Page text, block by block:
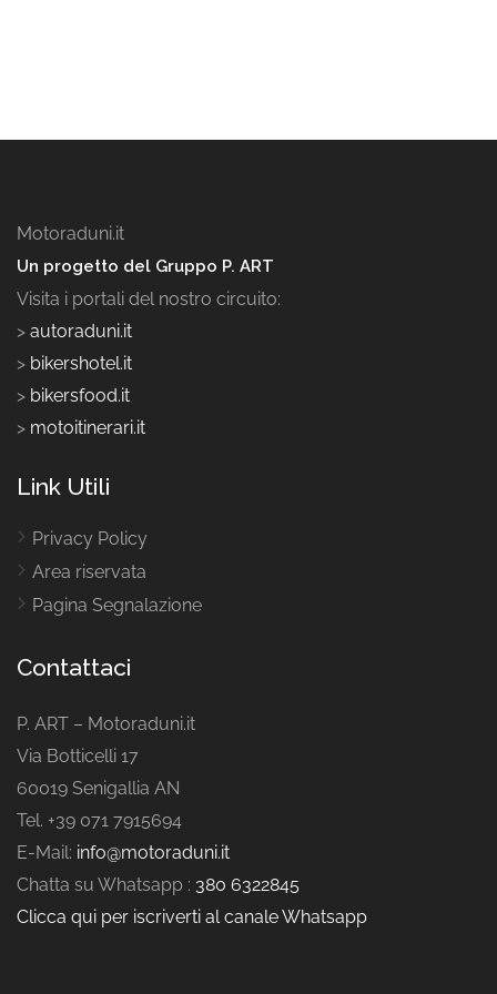
Motoraduni.it
Un progetto del Gruppo P. ART
Visita i portali del nostro circuito:
> autoraduni.it
> bikershotel.it
> bikersfood.it
> motoitinerari.it
Link Utili
Privacy Policy
Area riservata
Pagina Segnalazione
Contattaci
P. ART – Motoraduni.it
Via Botticelli 17
60019 Senigallia AN
Tel. +39 071 7915694
E-Mail: info@motoraduni.it
Chatta su Whatsapp : 380 6322845
Clicca qui per iscriverti al canale Whatsapp